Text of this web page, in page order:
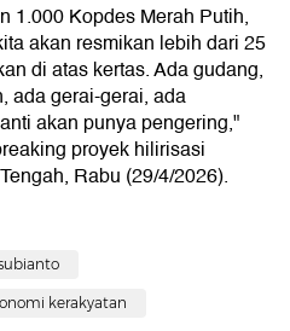
1.000 Kopdes Merah Putih,
akan resmikan lebih dari 25
di atas kertas. Ada gudang,
ada gerai-gerai, ada
akan punya pengering,"
proyek hilirisasi
Rabu (29/4/2026).
kerakyatan